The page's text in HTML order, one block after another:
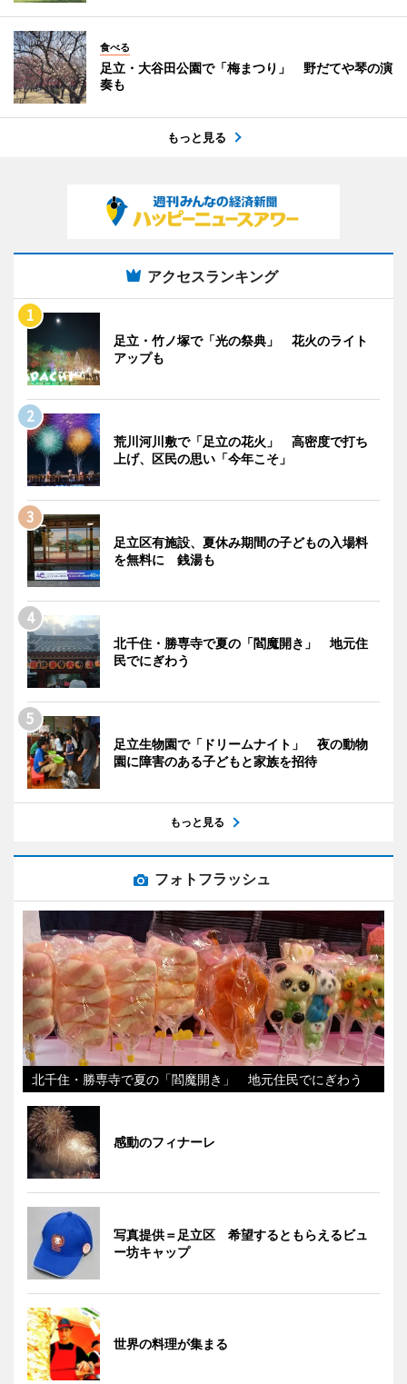
食べる
足立・大谷田公園で「梅まつり」 野だてや琴の演
奏も
もっと見る
アクセスランキング
足立・竹ノ塚で「光の祭典」 花火のライト
アップも
荒川河川敷で「足立の花火」 高密度で打ち
上げ、区民の思い「今年こそ」
足立区有施設、夏休み期間の子どもの入場料
を無料に 銭湯も
北千住・勝専寺で夏の「閻魔開き」 地元住
民でにぎわう
足立生物園で「ドリームナイト」 夜の動物
園に障害のある子どもと家族を招待
もっと見る
フォトフラッシュ
北千住・勝専寺で夏の「閻魔開き」 地元住民でにぎわう
感動のフィナーレ
写真提供＝足立区 希望するともらえるビュ
ー坊キャップ
世界の料理が集まる